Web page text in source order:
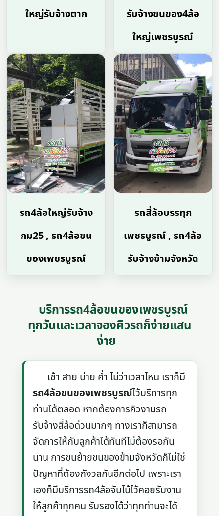
ใหญ่รับจ้างตาก
รับจ้างขนของ4ล้อ
ใหญ่เพชรบูรณ์
รถ4ล้อใหญ่รับจ้าง
กม25 , รถ4ล้อขน
ของเพชรบูรณ์
รถสี่ล้อบรรทุก
เพชรบูรณ์ , รถ4ล้อ
รับจ้างข้ามจังหวัด
บริการรถ4ล้อขนของเพชรบูรณ์
ทุกวันและเวลาจองคิวรถก็ง่ายแสน
ง่าย
เช้า สาย บ่าย ค่ำ ไม่ว่าเวลาไหน เราก็มี
รถ4ล้อขนของเพชรบูรณ์ไว้บริการทุก
ท่านได้ตลอด หากต้องการคิวงานรถ
รับจ้างสี่ล้อด่วนมากๆ ทางเราก็สามารถ
จัดการให้กับลูกค้าได้ทันทีไม่ต้องรอกัน
นาน การขนย้ายขนของข้ามจังหวัดก็ไม่ใช่
ปัญหาที่ต้องกังวลกันอีกต่อไป เพราะเรา
เองก็มีบริการรถ4ล้อจับโบ้ไว้คอยรับงาน
ให้ลูกค้าทุกคน รับรองได้ว่าทุกท่านจะได้